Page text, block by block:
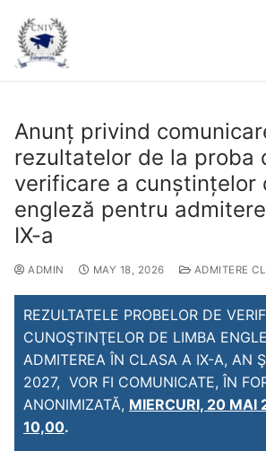
Anunț privind
rezultatelor de la proba
verificare a cunștințelor
engleză pentru
IX-a
ADMIN MAY 18, 2026 ADMITERE
REZULTATELE PROBELOR DE
CUNOŞTINŢELOR DE LIMBA
ADMITEREA ÎN CLASA A IX-A, AN
2027, VOR FI COMUNICATE, ÎN
ANONIMIZATĂ, MIERCURI, 20 MAI
10,00.